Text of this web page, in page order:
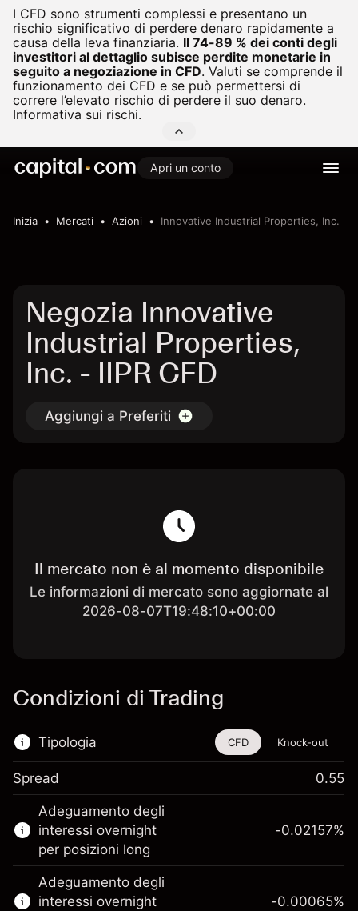
I CFD sono strumenti complessi e presentano un
rischio significativo di perdere denaro rapidamente a
causa della leva finanziaria. Il 74-89 % dei conti degli
investitori al dettaglio subisce perdite monetarie in
seguito a negoziazione in CFD. Valuti se comprende il
funzionamento dei CFD e se può permettersi di
correre l’elevato rischio di perdere il suo denaro.
Informativa sui rischi.
Apri un conto
Inizia Mercati Azioni Innovative Industrial Properties, Inc.
Negozia Innovative
Industrial Properties,
Inc. - IIPR CFD
Aggiungi a Preferiti
Il mercato non è al momento disponibile
Le informazioni di mercato sono aggiornate al
2026-08-07T19:48:10+00:00
Condizioni di Trading
Tipologia
Questo strumento finanziario è disponibile
per il trading di CFD e knock-out.
Scopri di più su:
CFD
Knock-out
CFD Knock-out
Spread 0.55
Adeguamento degli
interessi overnight
per posizioni long
-0.02157%
Adeguamento degli
interessi overnight
-0.00065%